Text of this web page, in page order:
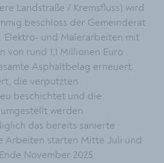
Landstraße / Kremsfluss) wird
beschloss der Gemeinderat
Elektro- und Malerarbeiten mit
von rund 1,1 Millionen Euro
Asphaltbelag erneuert,
die verputzten
beschichtet und die
werden
das bereits sanierte
Arbeiten starten Mitte Juli und
November 2025